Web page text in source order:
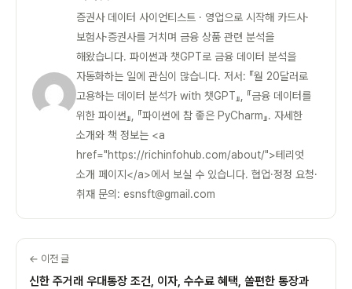
증권사 데이터 사이언티스트 · 영업으로 시작해 카드사·
보험사·증권사를 거치며 금융 상품 관련 분석을
해왔습니다. 파이썬과 챗GPT로 금융 데이터 분석을
자동화하는 일에 관심이 많습니다. 저서: 『월 20달러로
고용하는 데이터 분석가 with 챗GPT』, 『금융 데이터를
위한 파이썬』, 『파이썬에 참 좋은 PyCharm』. 자세한
소개와 책 정보는 <a
href="https://richinfohub.com/about/">테리엇
소개 페이지</a>에서 보실 수 있습니다. 협업·정정 요청·
취재 문의: esnsft@gmail.com
← 이전 글
신한 주거래 우대통장 조건, 이자, 수수료 혜택, 쏠편한 통장과